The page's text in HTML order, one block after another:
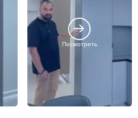
Посмотреть